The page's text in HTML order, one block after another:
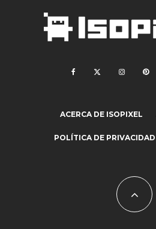
ACERCA DE ISOPIXEL
POLÍTICA DE PRIVACIDAD